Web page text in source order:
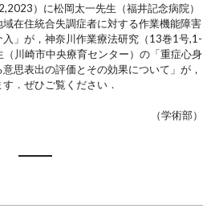
）に松岡太一先生（福井記念病院）
在住統合失調症者に対する作業機能障害
」が，神奈川作業療法研究（13巻1号,1-
川崎市中央療育センター）の「重症心身
思表出の評価とその効果について」が，
．ぜひご覧ください．
（学術部）